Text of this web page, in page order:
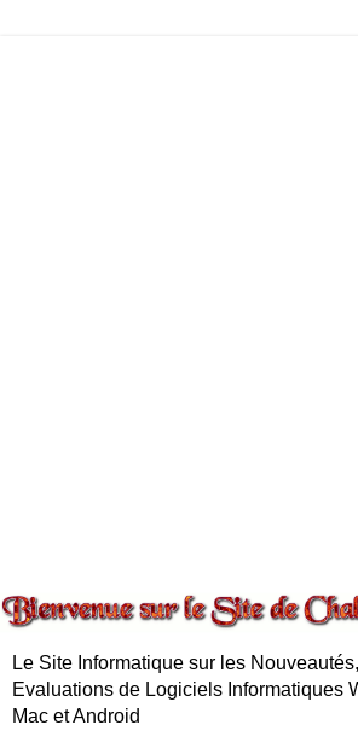
Le Site Informatique sur les
Evaluations de Logiciels Informatiques
Mac et Android